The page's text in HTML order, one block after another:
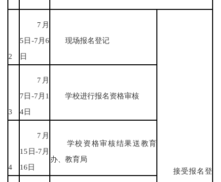
2
7月
5日-7月6
日
现场报名登记
接受报名登
3
7月
7日-7月1
4日
学校进行报名资格审核
4
7月
15日-7月
16日
学校资格审核结果送教育
办、教育局